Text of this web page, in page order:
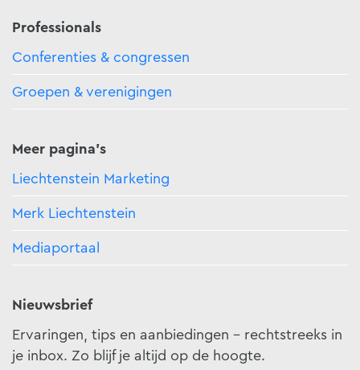
Professionals
Conferenties & congressen
Groepen & verenigingen
Meer pagina's
Liechtenstein Marketing
Merk Liechtenstein
Mediaportaal
Nieuwsbrief
Ervaringen, tips en aanbiedingen - rechtstreeks in
je inbox. Zo blijf je altijd op de hoogte.